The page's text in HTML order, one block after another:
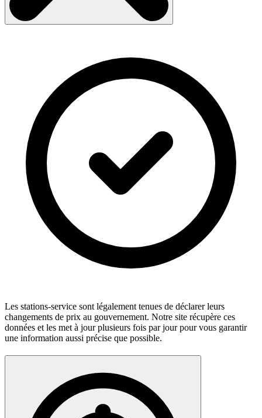
Les stations-service sont légalement tenues de déclarer leurs
changements de prix au gouvernement. Notre site récupère ces
données et les met à jour plusieurs fois par jour pour vous garantir
une information aussi précise que possible.